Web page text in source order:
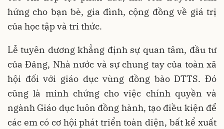
hứng cho bạn bè, gia đình, cộng đồng về giá trị
của học tập và tri thức.
Lễ tuyên dương khẳng định sự quan tâm, đầu tư
của Đảng, Nhà nước và sự chung tay của toàn xã
hội đối với giáo dục vùng đồng bào DTTS. Đó
cũng là minh chứng cho việc chính quyền và
ngành Giáo dục luôn đồng hành, tạo điều kiện để
các em có cơ hội phát triển toàn diện, bất kể xuất